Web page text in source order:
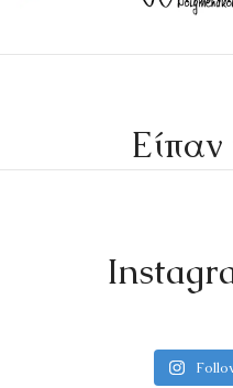
Είπαν